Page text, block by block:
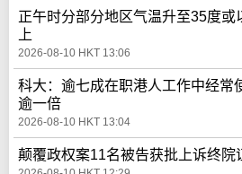
正午时分部分地区气温升至35度
上
2026-08-10 HKT 13:06
科大：逾七成在职港人工作中经
逾一倍
2026-08-10 HKT 13:04
颠覆政权案11名被告获批上诉终院